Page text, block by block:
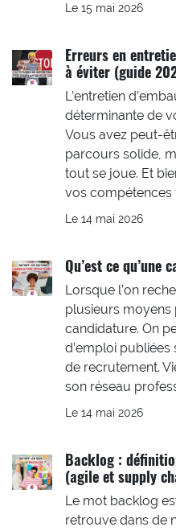
Le 15 mai 2026
Erreurs en
à éviter (guide
L’entretien
déterminante de
Vous avez peut-
parcours solide,
tout se joue. Et
vos compétences
Le 14 mai 2026
Qu’est ce qu’une
Lorsque l’on
plusieurs
candidature. On
d’emploi
de recrutement.
son réseau
Le 14 mai 2026
Backlog :
(agile et supply
Le mot backlog
retrouve dans de